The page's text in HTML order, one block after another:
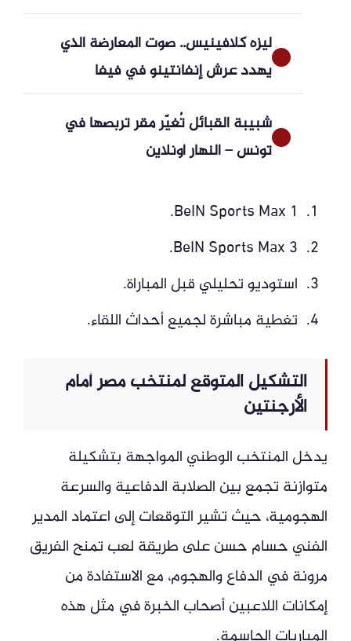
ليزه كلافينيس.. صوت المعارضة الذي
يهدد عرش إنفانتينو في فيفا
شبيبة القبائل تُغيّر مقر تربصها في
تونس – النهار أونلاين
BeIN Sports Max 1.
BeIN Sports Max 3.
استوديو تحليلي قبل المباراة.
تغطية مباشرة لجميع أحداث اللقاء.
التشكيل المتوقع لمنتخب مصر أمام
الأرجنتين
يدخل المنتخب الوطني المواجهة بتشكيلة
متوازنة تجمع بين الصلابة الدفاعية والسرعة
الهجومية، حيث تشير التوقعات إلى اعتماد المدير
الفني حسام حسن على طريقة لعب تمنح الفريق
مرونة في الدفاع والهجوم، مع الاستفادة من
إمكانات اللاعبين أصحاب الخبرة في مثل هذه